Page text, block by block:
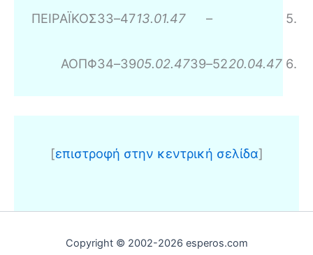
ΠΕΙΡΑΪΚΟΣ33–4713.01.47 – 5.
ΑΟΠΦ34–3905.02.4739–5220.04.47 6.
[επιστροφή στην κεντρική σελίδα]
Copyright © 2002-2026 esperos.com